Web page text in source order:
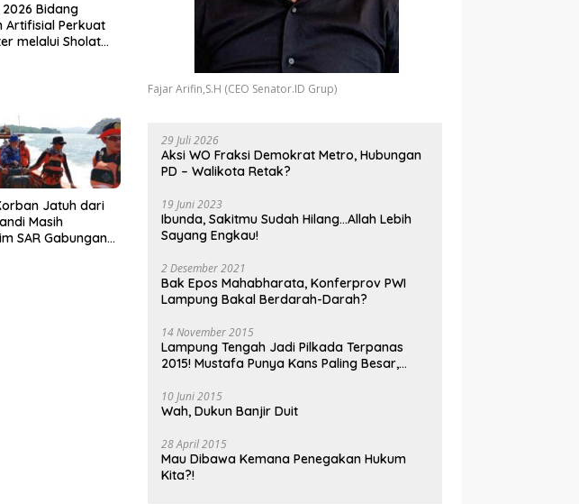
Bidang
Artifisial Perkuat
melalui Sholat
Jatuh dari
Masih
SAR Gabungan
Fajar Arifin,S.H (CEO Senator.ID Grup)
29 Juli 2026
Aksi WO Fraksi Demokrat Metro, Hubungan
PD – Walikota Retak?
19 Juni 2023
Ibunda, Sakitmu Sudah Hilang…Allah Lebih
Sayang Engkau!
2 Desember 2021
Bak Epos Mahabharata, Konferprov PWI
Lampung Bakal Berdarah-Darah?
14 November 2015
Lampung Tengah Jadi Pilkada Terpanas
2015! Mustafa Punya Kans Paling Besar,
10 Juni 2015
Wah, Dukun Banjir Duit
28 April 2015
Mau Dibawa Kemana Penegakan Hukum
Kita?!